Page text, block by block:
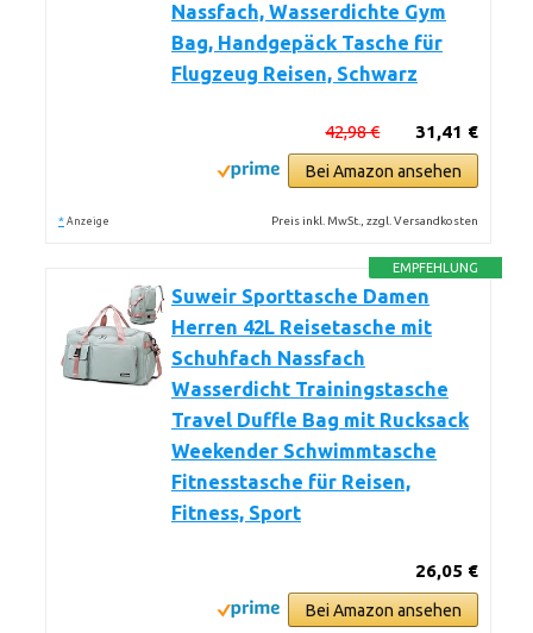
Nassfach, Wasserdichte Gym
Bag, Handgepäck Tasche für
Flugzeug Reisen, Schwarz
31,41 €
42,98 €
Bei Amazon ansehen
* Anzeige Preis inkl. MwSt., zzgl. Versandkosten
EMPFEHLUNG
Suweir Sporttasche Damen
Herren 42L Reisetasche mit
Schuhfach Nassfach
Wasserdicht Trainingstasche
Travel Duffle Bag mit Rucksack
Weekender Schwimmtasche
Fitnesstasche für Reisen,
Fitness, Sport
26,05 €
Bei Amazon ansehen